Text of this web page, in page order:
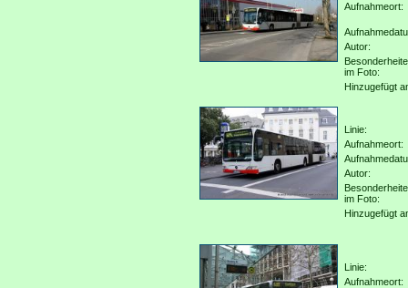
Aufnahmeort:
Autor:
im Foto:
Hinzugefügt
Linie:
Aufnahmeort:
Autor:
im Foto:
Hinzugefügt
Linie:
Aufnahmeort: